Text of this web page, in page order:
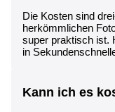
Die Kosten sind
herkömmlichen
super praktisch ist.
in
Kann ich es